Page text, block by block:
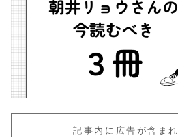
記事内に広告が含ま